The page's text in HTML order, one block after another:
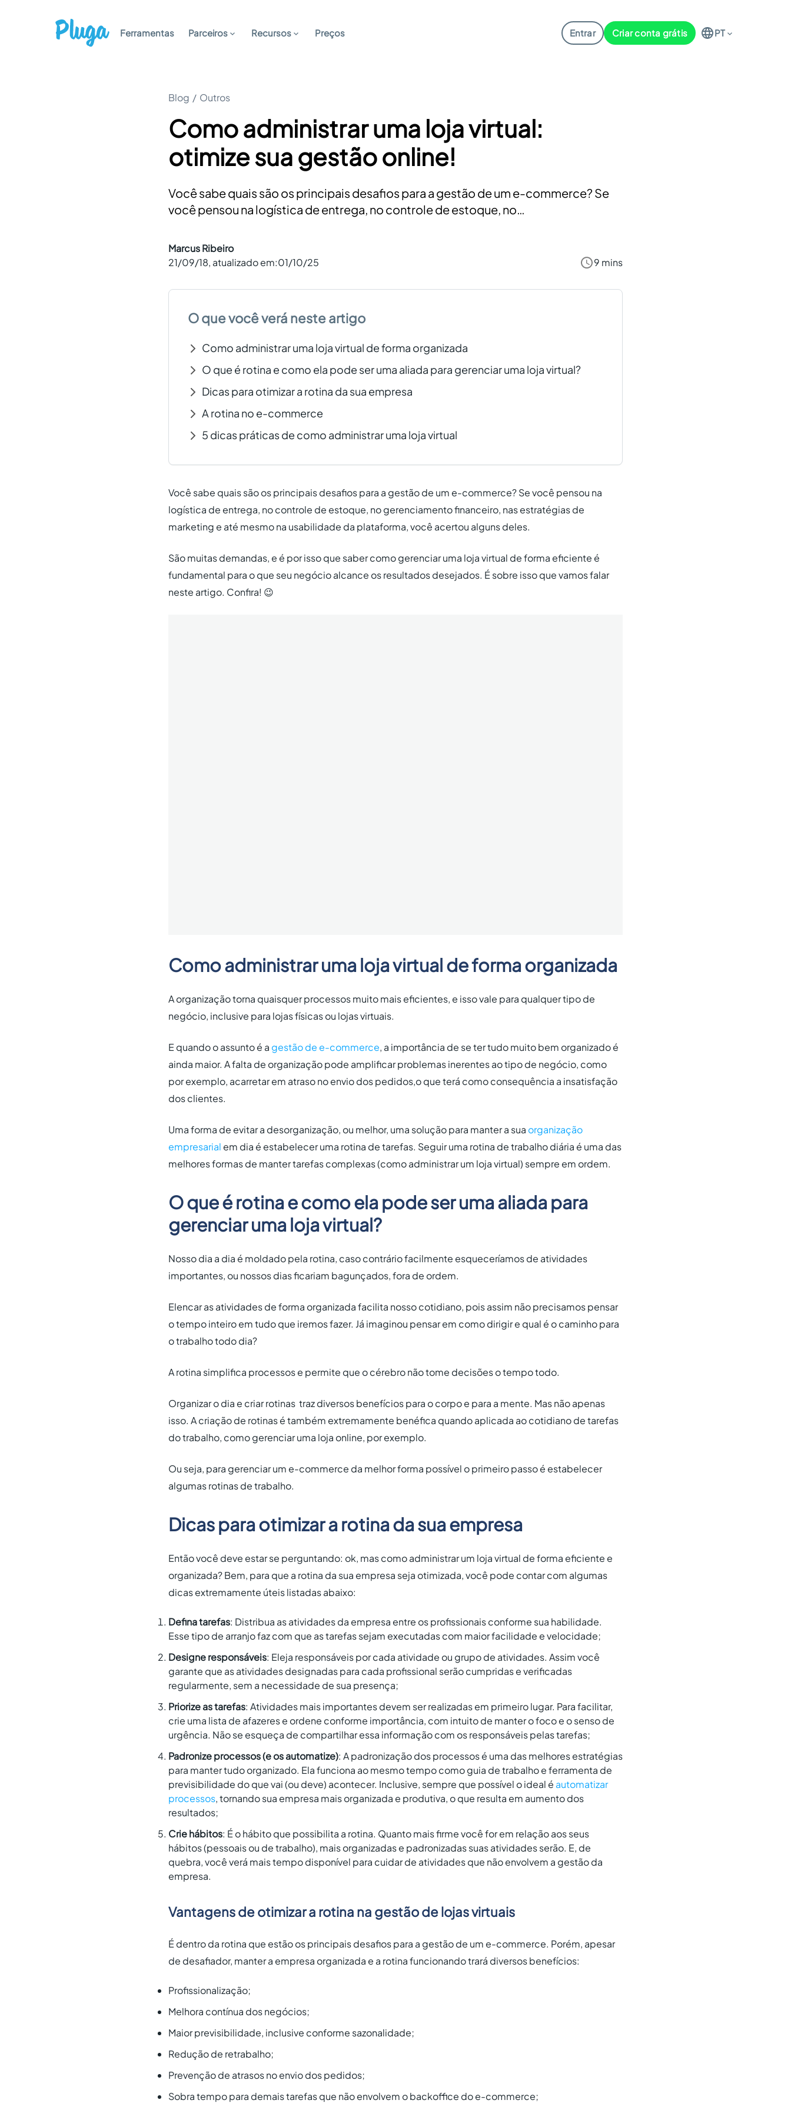
Ferramentas Parceiros Recursos Preços Entrar Criar conta grátis PT
Blog / Outros
Como administrar uma loja virtual:
otimize sua gestão online!
Você sabe quais são os principais desafios para a gestão de um e-commerce? Se
você pensou na logística de entrega, no controle de estoque, no…
Marcus Ribeiro
21/09/18, atualizado em:01/10/25 9 mins
O que você verá neste artigo
Como administrar uma loja virtual de forma organizada
O que é rotina e como ela pode ser uma aliada para gerenciar uma loja virtual?
Dicas para otimizar a rotina da sua empresa
A rotina no e-commerce
5 dicas práticas de como administrar uma loja virtual
Você sabe quais são os principais desafios para a gestão de um e-commerce? Se você pensou na
logística de entrega, no controle de estoque, no gerenciamento financeiro, nas estratégias de
marketing e até mesmo na usabilidade da plataforma, você acertou alguns deles.
São muitas demandas, e é por isso que saber como gerenciar uma loja virtual de forma eficiente é
fundamental para o que seu negócio alcance os resultados desejados. É sobre isso que vamos falar
neste artigo. Confira! 😉
Como administrar uma loja virtual de forma organizada
A organização torna quaisquer processos muito mais eficientes, e isso vale para qualquer tipo de
negócio, inclusive para lojas físicas ou lojas virtuais.
E quando o assunto é a gestão de e-commerce, a importância de se ter tudo muito bem organizado é
ainda maior. A falta de organização pode amplificar problemas inerentes ao tipo de negócio, como
por exemplo, acarretar em atraso no envio dos pedidos,o que terá como consequência a insatisfação
dos clientes.
Uma forma de evitar a desorganização, ou melhor, uma solução para manter a sua organização
empresarial em dia é estabelecer uma rotina de tarefas. Seguir uma rotina de trabalho diária é uma das
melhores formas de manter tarefas complexas (como administrar um loja virtual) sempre em ordem.
O que é rotina e como ela pode ser uma aliada para
gerenciar uma loja virtual?
Nosso dia a dia é moldado pela rotina, caso contrário facilmente esqueceríamos de atividades
importantes, ou nossos dias ficariam bagunçados, fora de ordem.
Elencar as atividades de forma organizada facilita nosso cotidiano, pois assim não precisamos pensar
o tempo inteiro em tudo que iremos fazer. Já imaginou pensar em como dirigir e qual é o caminho para
o trabalho todo dia?
A rotina simplifica processos e permite que o cérebro não tome decisões o tempo todo.
Organizar o dia e criar rotinas traz diversos benefícios para o corpo e para a mente. Mas não apenas
isso. A criação de rotinas é também extremamente benéfica quando aplicada ao cotidiano de tarefas
do trabalho, como gerenciar uma loja online, por exemplo.
Ou seja, para gerenciar um e-commerce da melhor forma possível o primeiro passo é estabelecer
algumas rotinas de trabalho.
Dicas para otimizar a rotina da sua empresa
Então você deve estar se perguntando: ok, mas como administrar um loja virtual de forma eficiente e
organizada? Bem, para que a rotina da sua empresa seja otimizada, você pode contar com algumas
dicas extremamente úteis listadas abaixo:
Defina tarefas: Distribua as atividades da empresa entre os profissionais conforme sua habilidade.
Esse tipo de arranjo faz com que as tarefas sejam executadas com maior facilidade e velocidade;
Designe responsáveis: Eleja responsáveis por cada atividade ou grupo de atividades. Assim você
garante que as atividades designadas para cada profissional serão cumpridas e verificadas
regularmente, sem a necessidade de sua presença;
Priorize as tarefas: Atividades mais importantes devem ser realizadas em primeiro lugar. Para facilitar,
crie uma lista de afazeres e ordene conforme importância, com intuito de manter o foco e o senso de
urgência. Não se esqueça de compartilhar essa informação com os responsáveis pelas tarefas;
Padronize processos (e os automatize): A padronização dos processos é uma das melhores estratégias
para manter tudo organizado. Ela funciona ao mesmo tempo como guia de trabalho e ferramenta de
previsibilidade do que vai (ou deve) acontecer. Inclusive, sempre que possível o ideal é automatizar
processos, tornando sua empresa mais organizada e produtiva, o que resulta em aumento dos
resultados;
Crie hábitos: É o hábito que possibilita a rotina. Quanto mais firme você for em relação aos seus
hábitos (pessoais ou de trabalho), mais organizadas e padronizadas suas atividades serão. E, de
quebra, você verá mais tempo disponível para cuidar de atividades que não envolvem a gestão da
empresa.
Vantagens de otimizar a rotina na gestão de lojas virtuais
É dentro da rotina que estão os principais desafios para a gestão de um e-commerce. Porém, apesar
de desafiador, manter a empresa organizada e a rotina funcionando trará diversos benefícios:
Profissionalização;
Melhora contínua dos negócios;
Maior previsibilidade, inclusive conforme sazonalidade;
Redução de retrabalho;
Prevenção de atrasos no envio dos pedidos;
Sobra tempo para demais tarefas que não envolvem o backoffice do e-commerce;